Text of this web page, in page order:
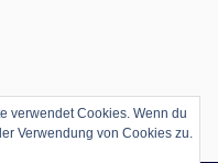
verwendet Cookies. Wenn du
Verwendung von Cookies zu.